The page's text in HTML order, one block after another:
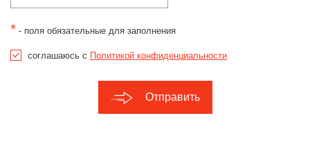
* - поля обязательные для заполнения
соглашаюсь с Политикой конфиденциальности
Отправить